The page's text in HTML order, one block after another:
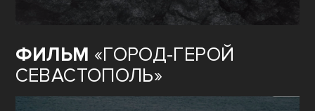
ФИЛЬМ «ГОРОД-ГЕРОЙ
СЕВАСТОПОЛЬ»